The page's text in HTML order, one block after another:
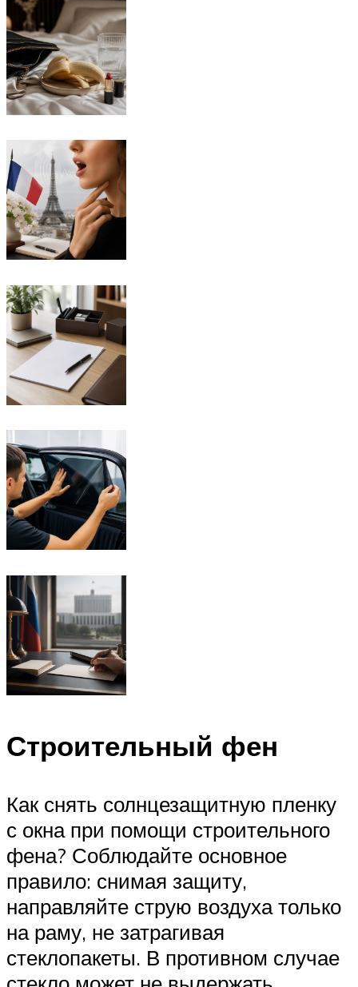
Строительный фен
Как снять солнцезащитную пленку
с окна при помощи строительного
фена? Соблюдайте основное
правило: снимая защиту,
направляйте струю воздуха только
на раму, не затрагивая
стеклопакеты. В противном случае